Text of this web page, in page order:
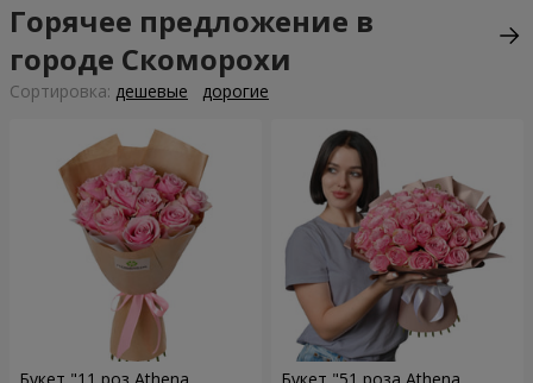
Горячее предложение в
городе Скоморохи
Cортировка: дешевые дорогие